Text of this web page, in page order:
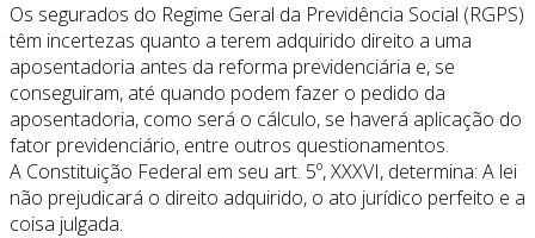
Os segurados do Regime Geral da Previdência Social (RGPS)
têm incertezas quanto a terem adquirido direito a uma
aposentadoria antes da reforma previdenciária e, se
conseguiram, até quando podem fazer o pedido da
aposentadoria, como será o cálculo, se haverá aplicação do
fator previdenciário, entre outros questionamentos.
A Constituição Federal em seu art. 5º, XXXVI, determina: A lei
não prejudicará o direito adquirido, o ato jurídico perfeito e a
coisa julgada.